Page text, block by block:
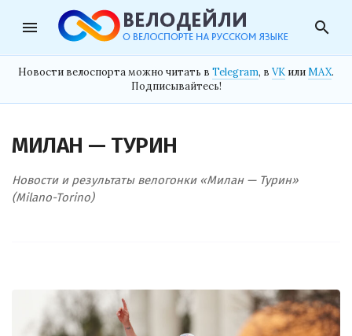
menu search
Новости велоспорта можно читать в Telegram, в VK илиMAX.
Подписывайтесь!
МИЛАН — ТУРИН
Новости и результаты велогонки «Милан — Турин»
(Milano-Torino)